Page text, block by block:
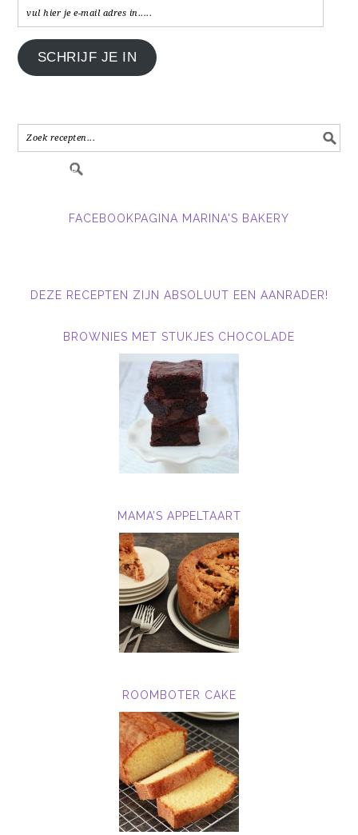
vul
hier
je
e-
in.....
SCHRIJF JE IN
FACEBOOKPAGINA MARINA'S BAKERY
DEZE RECEPTEN ZIJN ABSOLUUT EEN AANRADER!
BROWNIES MET STUKJES CHOCOLADE
MAMA’S APPELTAART
ROOMBOTER CAKE